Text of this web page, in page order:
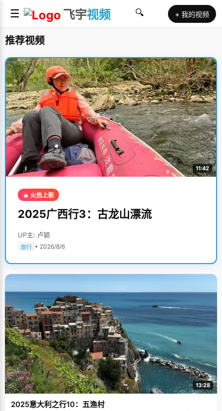
☰ 飞宇视频 🔍 + 我的视频
推荐视频
11:42
🔥 火热上新
2025广西行3：古龙山漂流
UP主: 卢颖
旅行 • 2026/8/6
13:28
2025意大利之行10：五渔村